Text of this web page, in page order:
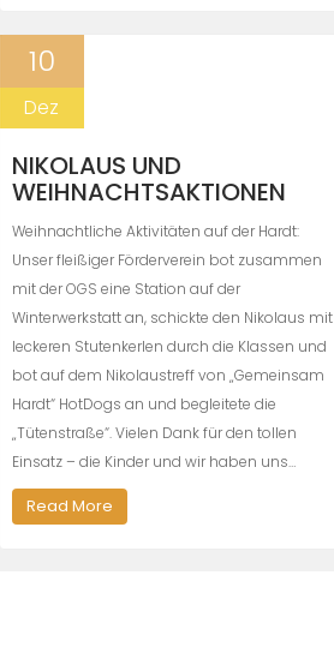
10
Dez
NIKOLAUS UND
WEIHNACHTSAKTIONEN
Weihnachtliche Aktivitäten auf der Hardt:
Unser fleißiger Förderverein bot zusammen
mit der OGS eine Station auf der
Winterwerkstatt an, schickte den Nikolaus mit
leckeren Stutenkerlen durch die Klassen und
bot auf dem Nikolaustreff von „Gemeinsam
Hardt“ HotDogs an und begleitete die
„Tütenstraße“. Vielen Dank für den tollen
Einsatz – die Kinder und wir haben uns…
Read More